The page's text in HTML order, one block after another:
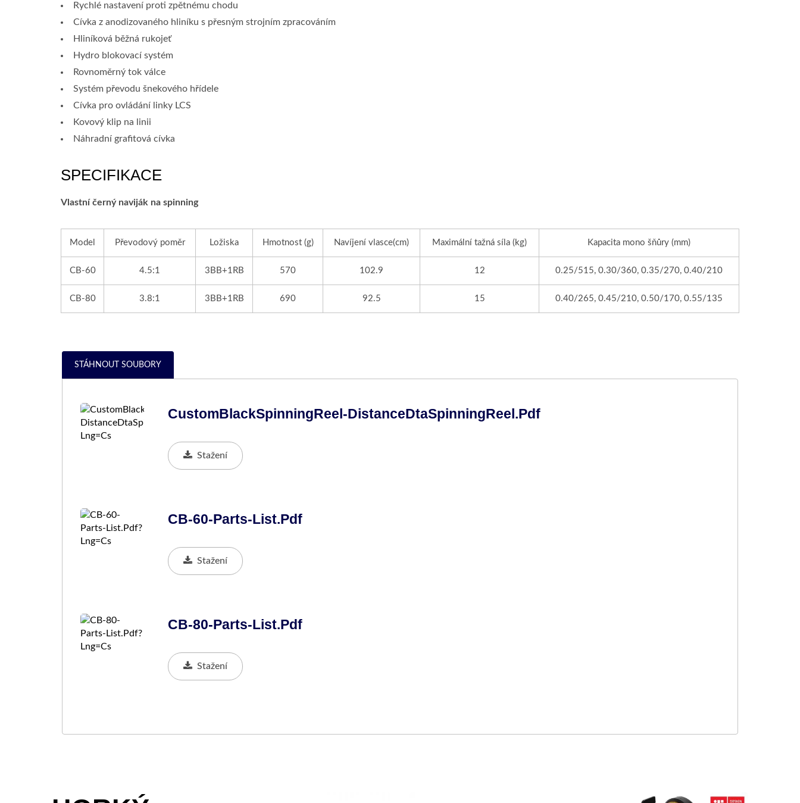
Rychlé nastavení proti zpětnému chodu
Cívka z anodizovaného hliníku s přesným strojním zpracováním
Hliníková běžná rukojeť
Hydro blokovací systém
Rovnoměrný tok válce
Systém převodu šnekového hřídele
Cívka pro ovládání linky LCS
Kovový klip na linii
Náhradní grafitová cívka
SPECIFIKACE
Vlastní černý naviják na spinning
Model Převodový poměr Ložiska Hmotnost (g) Navíjení vlasce(cm) Maximální tažná síla (kg) Kapacita mono šňůry (mm)
CB-60 4.5:1 3BB+1RB 570 102.9 12 0.25/515, 0.30/360, 0.35/270, 0.40/210
CB-80 3.8:1 3BB+1RB 690 92.5 15 0.40/265, 0.45/210, 0.50/170, 0.55/135
STÁHNOUT SOUBORY
CustomBlackSpinningReel-DistanceDtaSpinningReel.pdf
Stažení
CB-60-Parts-List.pdf
Stažení
CB-80-Parts-List.pdf
Stažení